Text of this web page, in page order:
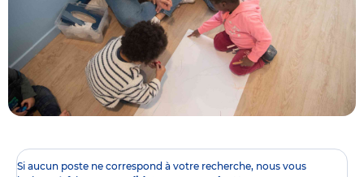
Si aucun poste ne correspond à votre recherche, nous vous